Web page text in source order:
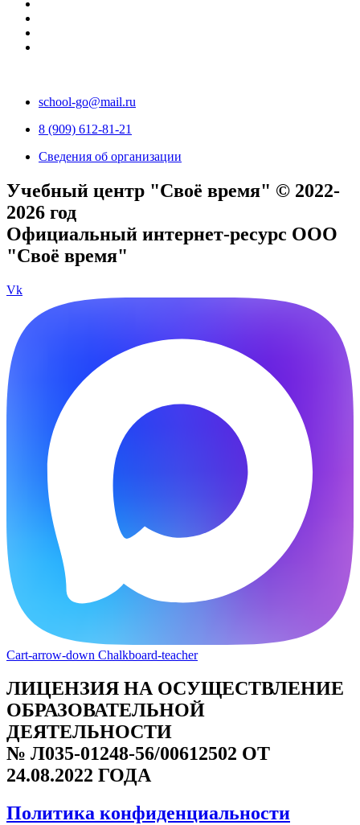
school-go@mail.ru
8 (909) 612-81-21
Сведения об организации
Учебный центр "Своё время" © 2022-
2026 год
Официальный интернет-ресурс ООО
"Своё время"
Vk
Cart-arrow-down Chalkboard-teacher
ЛИЦЕНЗИЯ НА ОСУЩЕСТВЛЕНИЕ
ОБРАЗОВАТЕЛЬНОЙ
ДЕЯТЕЛЬНОСТИ
№ Л035-01248-56/00612502 ОТ
24.08.2022 ГОДА
Политика конфиденциальности